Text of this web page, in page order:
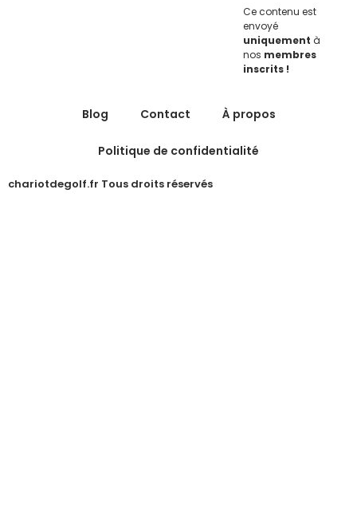
Ce contenu est
envoyé
uniquement à
nos membres
inscrits !
chariotdegolf.fr Tous droits réservés
Blog Contact À propos
Politique de confidentialité